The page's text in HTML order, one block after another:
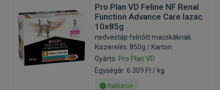
Pro Plan VD Feline NF Renal
Function Advance Care lazac
10x85g
nedvestáp felnőtt macskáknak
Kiszerelés: 850g / Karton
Gyártó: Pro Plan VD
Egységár: 6 309 Ft / kg
Raktáron